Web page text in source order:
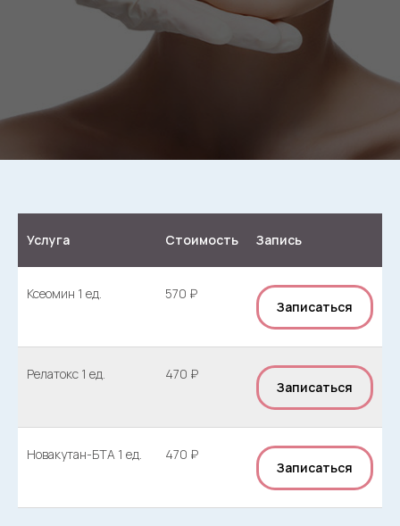
Услуга Стоимость Запись
Ксеомин 1 ед. 570 ₽
Записаться
Релатокс 1 ед. 470 ₽
Записаться
Новакутан-БТА 1 ед. 470 ₽
Записаться